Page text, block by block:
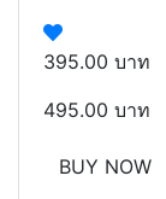
395.00 บาท
495.00 บาท
BUY NOW